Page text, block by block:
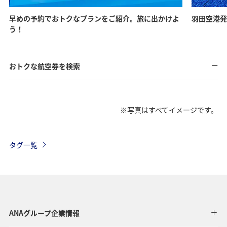
早めの予約でおトクなプランをご紹介。旅に出かけよ
う！
羽田空港
おトクな航空券を検索
※写真はすべてイメージです。
タグ一覧
ANAグループ企業情報